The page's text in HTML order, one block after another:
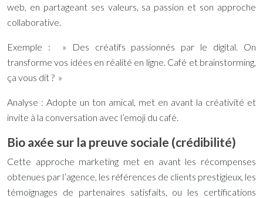
web, en partageant ses valeurs, sa passion et son approche
collaborative.
Exemple : » Des créatifs passionnés par le digital. On
transforme vos idées en réalité en ligne. Café et brainstorming,
ça vous dit ? »
Analyse : Adopte un ton amical, met en avant la créativité et
invite à la conversation avec l’emoji du café.
Bio axée sur la preuve sociale (crédibilité)
Cette approche marketing met en avant les récompenses
obtenues par l’agence, les références de clients prestigieux, les
témoignages de partenaires satisfaits, ou les certifications